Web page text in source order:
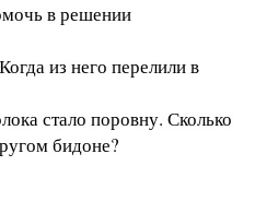
в решении
из него перелили в
стало поровну. Сколько
бидоне?